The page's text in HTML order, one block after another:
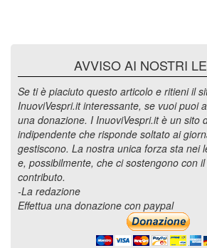
AVVISO AI NOSTRI
Se ti è piaciuto questo articolo e ritieni il
InuoviVespri.it interessante, se vuoi puoi
una donazione. I InuoviVespri.it è un sito
indipendente che risponde soltato ai
gestiscono. La nostra unica forza sta nei
e, possibilmente, che ci sostengono con
contributo.
-La redazione
Effettua una donazione con paypal